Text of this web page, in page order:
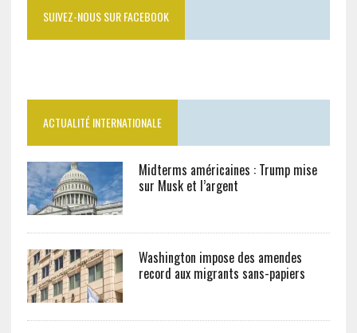
SUIVEZ-NOUS SUR FACEBOOK
ACTUALITÉ INTERNATIONALE
Midterms américaines : Trump mise
sur Musk et l’argent
Washington impose des amendes
record aux migrants sans-papiers